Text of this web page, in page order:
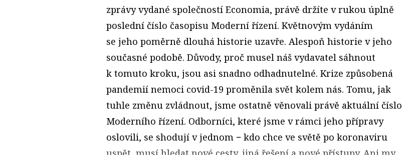
zprávy vydané společností Economia, právě držíte v rukou úplně
poslední číslo časopisu Moderní řízení. Květnovým vydáním
se jeho poměrně dlouhá historie uzavře. Alespoň historie v jeho
současné podobě. Důvody, proč musel náš vydavatel sáhnout
k tomuto kroku, jsou asi snadno odhadnutelné. Krize způsobená
pandemií nemoci covid-19 proměnila svět kolem nás. Tomu, jak
tuhle změnu zvládnout, jsme ostatně věnovali právě aktuální číslo
Moderního řízení. Odborníci, které jsme v rámci jeho přípravy
oslovili, se shodují v jednom − kdo chce ve světě po koronaviru